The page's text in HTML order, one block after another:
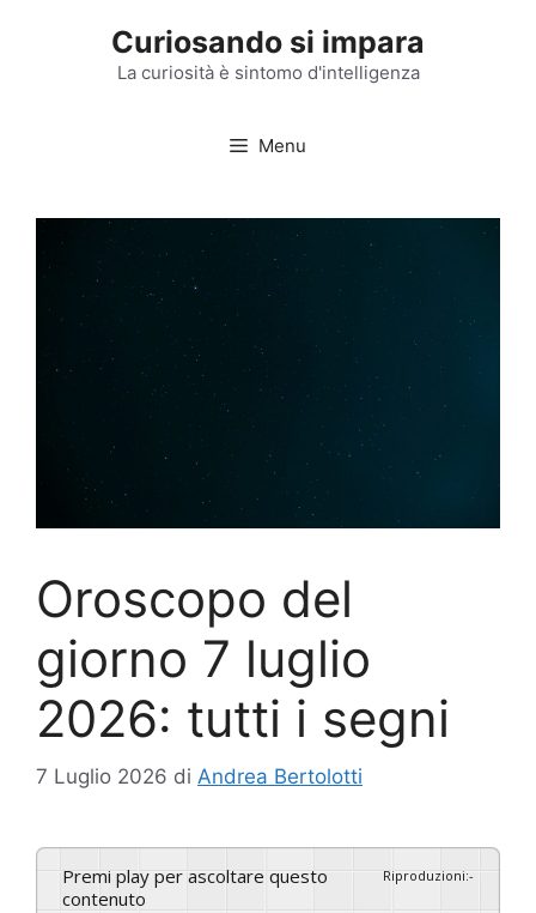
Curiosando si impara
La curiosità è sintomo d'intelligenza
Menu
Oroscopo del
giorno 7 luglio
2026: tutti i segni
7 Luglio 2026 di Andrea Bertolotti
Premi play per ascoltare questo
contenuto
Riproduzioni:-